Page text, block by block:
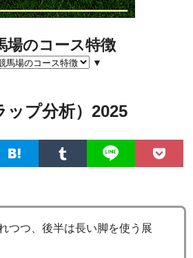
場のコース特徴
▼
ップ分析）2025
つつ、後半は長い脚を使う展